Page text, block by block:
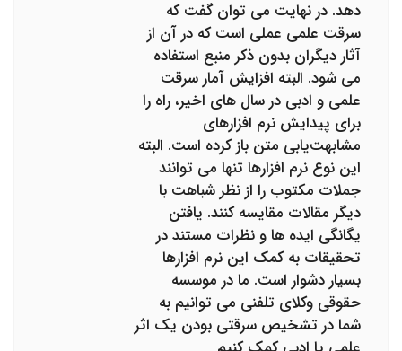
دهد. در نهایت می توان گفت که
سرقت علمی عملی است که در آن از
آثار دیگران بدون ذکر منبع استفاده
می شود. البته افزایش آمار سرقت
علمی و ادبی در سال های اخیر، راه را
برای پیدایش نرم افزارهای
مشابهت‌یابی متن باز کرده است. البته
این نوع نرم افزارها تنها می توانند
جملات مکتوب را از نظر شباهت با
دیگر مقالات مقایسه کنند. یافتن
یگانگی ایده ها و نظرات مستند در
تحقیقات به کمک این نرم افزارها
بسیار دشوار است. ما در موسسه
حقوقی وکلای تلفنی می توانیم به
شما در تشخیص سرقتی بودن یک اثر